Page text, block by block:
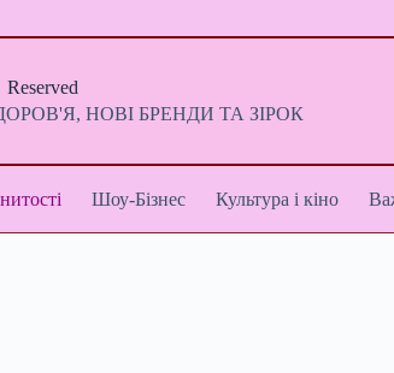
Reserved
НОВІ БРЕНДИ ТА ЗІРОК
Шоу-Бізнес Культура і кіно